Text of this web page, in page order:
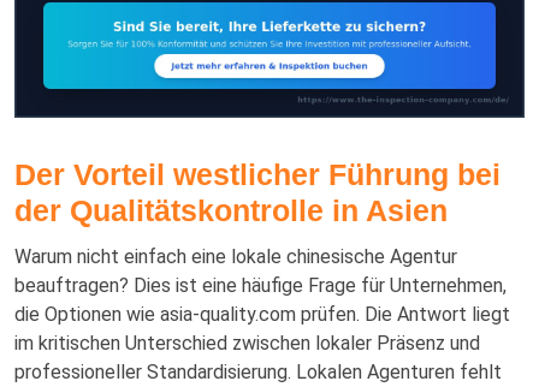
Der Vorteil westlicher Führung bei
der Qualitätskontrolle in Asien
Warum nicht einfach eine lokale chinesische Agentur
beauftragen? Dies ist eine häufige Frage für Unternehmen,
die Optionen wie asia-quality.com prüfen. Die Antwort liegt
im kritischen Unterschied zwischen lokaler Präsenz und
professioneller Standardisierung. Lokalen Agenturen fehlt